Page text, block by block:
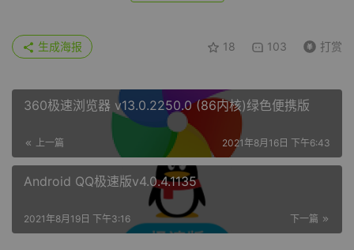
18 103 打赏
生成海报
360极速浏览器 v13.0.2250.0 (86内核)绿色便携版
上一篇 2021年8月16日 下午6:43
Android QQ极速版v4.0.4.1135
下一篇
2021年8月19日 下午3:16